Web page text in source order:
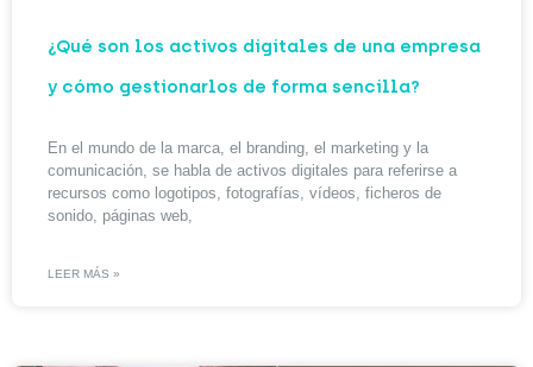
¿Qué son los activos digitales de una empresa
y cómo gestionarlos de forma sencilla?
En el mundo de la marca, el branding, el marketing y la
comunicación, se habla de activos digitales para referirse a
recursos como logotipos, fotografías, vídeos, ficheros de
sonido, páginas web,
LEER MÁS »